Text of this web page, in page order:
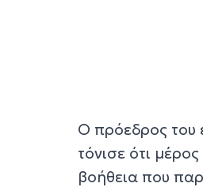
Ο πρόεδρος του
τόνισε ότι
βοήθεια που